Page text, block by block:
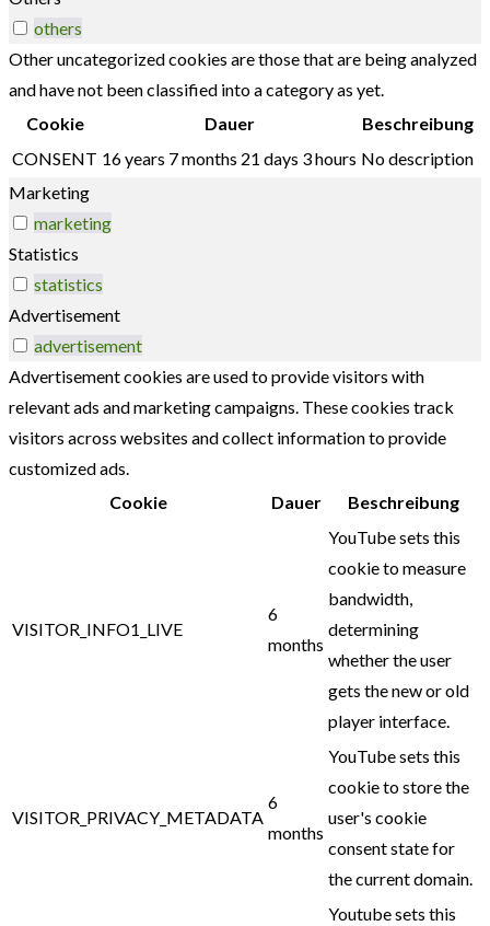
others
Other uncategorized cookies are those that are being analyzed
and have not been classified into a category as yet.
Cookie
Dauer
Beschreibung
CONSENT 16 years 7 months 21 days 3 hours No description
Marketing
marketing
Statistics
statistics
Advertisement
advertisement
Advertisement cookies are used to provide visitors with
relevant ads and marketing campaigns. These cookies track
visitors across websites and collect information to provide
customized ads.
Cookie
Dauer Beschreibung
VISITOR_INFO1_LIVE
6
months
YouTube sets this
cookie to measure
bandwidth,
determining
whether the user
gets the new or old
player interface.
VISITOR_PRIVACY_METADATA
6
months
YouTube sets this
cookie to store the
user's cookie
consent state for
the current domain.
Youtube sets this